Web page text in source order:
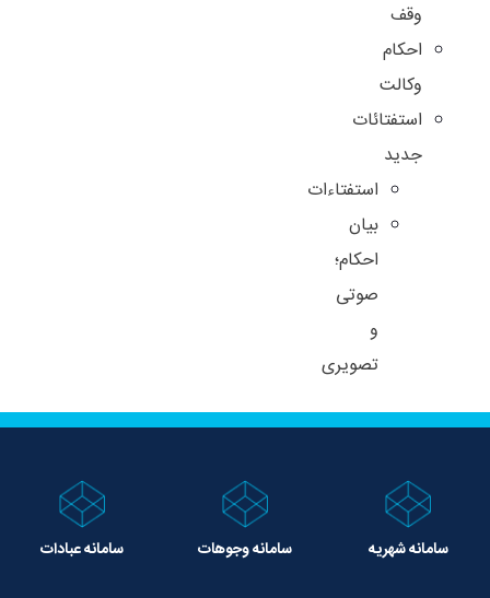
وقف
احکام
وکالت
استفتائات
جدید
استفتاءات
بیان
احکام؛
صوتی
و
تصویری
سامانه شهریه سامانه وجوهات سامانه عبادات